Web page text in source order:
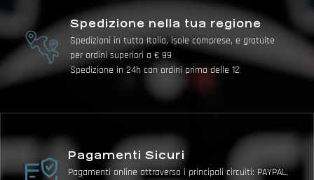
Spedizione nella tua regione
Spedizioni in tutta Italia, isole comprese, e gratuite
per ordini superiori a € 99
Spedizione in 24h con ordini prima delle 12
Pagamenti Sicuri
Pagamenti online attraverso i principali circuiti: PAYPAL,